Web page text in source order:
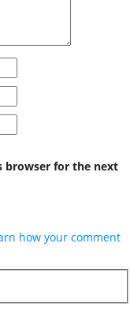
browser for the next
how your comment